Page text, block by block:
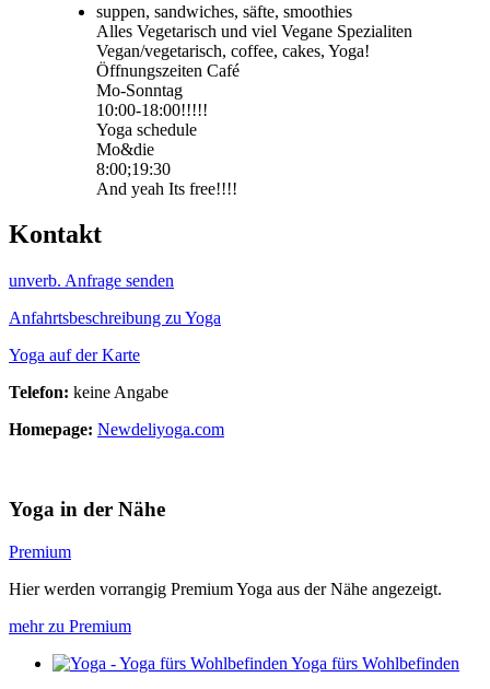
suppen, sandwiches, säfte, smoothies
Alles Vegetarisch und viel Vegane Spezialiten
Vegan/vegetarisch, coffee, cakes, Yoga!
Öffnungszeiten Café
Mo-Sonntag
10:00-18:00!!!!!
Yoga schedule
Mo&die
8:00;19:30
And yeah Its free!!!!
Kontakt
unverb. Anfrage senden
Anfahrtsbeschreibung zu Yoga
Yoga auf der Karte
Telefon: keine Angabe
Homepage: Newdeliyoga.com
Yoga in der Nähe
Premium
Hier werden vorrangig Premium Yoga aus der Nähe angezeigt.
mehr zu Premium
Yoga fürs Wohlbefinden